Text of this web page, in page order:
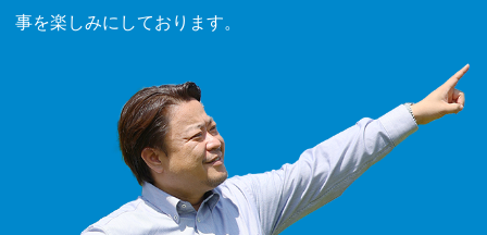
事を楽しみにしております。